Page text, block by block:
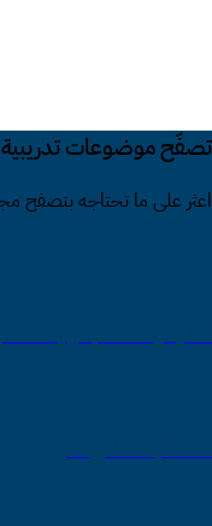
تصفّح موضوعات
اعثر على ما تحتاجه بتصفح
المالية و المحاسبة و إعداد
الذكاء الإصطناعي AI